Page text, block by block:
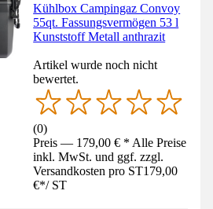
Kühlbox Campingaz Convoy
55qt. Fassungsvermögen 53 l
Kunststoff Metall anthrazit
Artikel wurde noch nicht
bewertet.
(0)
Preis — 179,00 € * Alle Preise
inkl. MwSt. und ggf. zzgl.
Versandkosten pro ST179,00
€*/ ST